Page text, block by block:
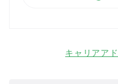
キャリアア